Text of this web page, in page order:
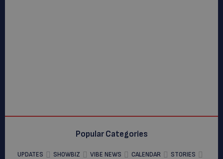
Popular Categories
UPDATES SHOWBIZ VIBE NEWS CALENDAR
STORIES